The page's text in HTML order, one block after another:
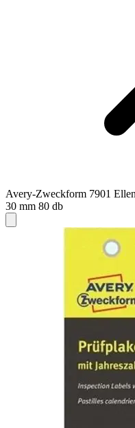
Avery-Zweckform 7901
30 mm 80 db